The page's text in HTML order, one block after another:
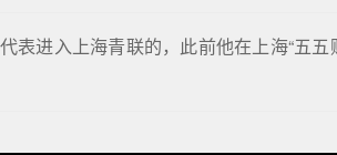
表进入上海青联的，此前他在上海“五五